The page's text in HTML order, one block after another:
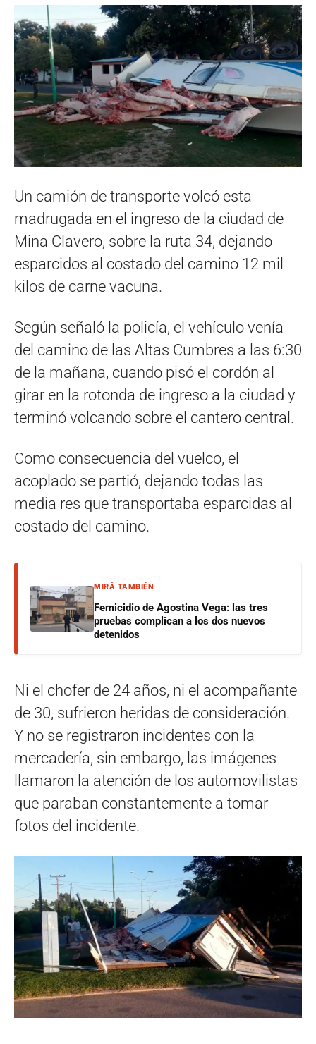
Un camión de transporte volcó esta
madrugada en el ingreso de la ciudad de
Mina Clavero, sobre la ruta 34, dejando
esparcidos al costado del camino 12 mil
kilos de carne vacuna.
Según señaló la policía, el vehículo venía
del camino de las Altas Cumbres a las 6:30
de la mañana, cuando pisó el cordón al
girar en la rotonda de ingreso a la ciudad y
terminó volcando sobre el cantero central.
Como consecuencia del vuelco, el
acoplado se partió, dejando todas las
media res que transportaba esparcidas al
costado del camino.
MIRÁ TAMBIÉN
Femicidio de Agostina Vega: las tres
pruebas complican a los dos nuevos
detenidos
Ni el chofer de 24 años, ni el acompañante
de 30, sufrieron heridas de consideración.
Y no se registraron incidentes con la
mercadería, sin embargo, las imágenes
llamaron la atención de los automovilistas
que paraban constantemente a tomar
fotos del incidente.